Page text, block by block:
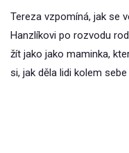
Tereza vzpomíná, jak se
Hanzlíkovi po rozvodu
žít jako jako maminka,
si, jak děla lidi kolem